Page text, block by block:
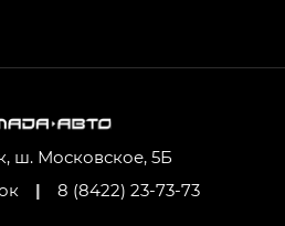
Джи Эль Полный привод —
— GX PREMIUM, ЛАУНЖ —
в комплектации
ш. Московское, 5Б
| 8 (8422) 23-73-73